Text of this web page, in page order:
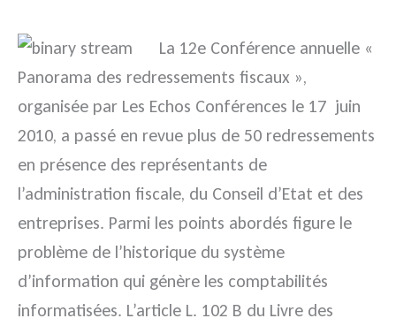
La 12e Conférence annuelle «
Panorama des redressements fiscaux »,
organisée par Les Echos Conférences le 17 juin
2010, a passé en revue plus de 50 redressements
en présence des représentants de
l’administration fiscale, du Conseil d’Etat et des
entreprises. Parmi les points abordés figure le
problème de l’historique du système
d’information qui génère les comptabilités
informatisées. L’article L. 102 B du Livre des